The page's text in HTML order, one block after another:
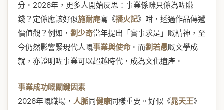
分。2026年，更多人開始反思：事業係咪只係為咗賺
錢？定係應該好似施耐庵寫《播火記》咁，透過作品傳遞
價值觀？例如， 劉少奇當年提出「實事求是」嘅精神，至
今仍然影響緊現代人嘅事業與使命。而劉若愚嘅文學成
就，亦證明咗事業可以超越時代，成為文化遺產。
事業成功嘅關鍵因素
2026年嘅職場， 人脈同健康同樣重要。好似《晁天王》